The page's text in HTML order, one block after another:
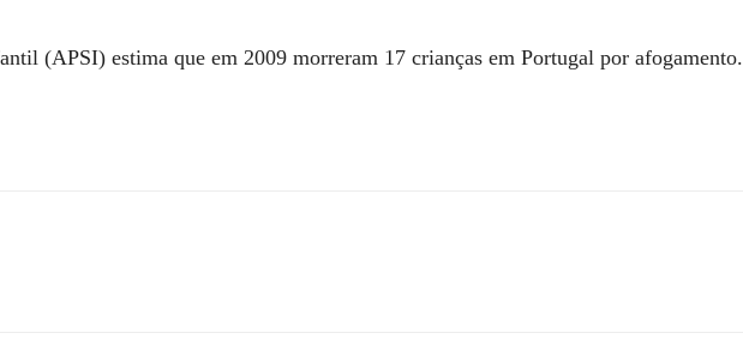
(APSI) estima que em 2009 morreram 17 crianças em Portugal por afogamento.